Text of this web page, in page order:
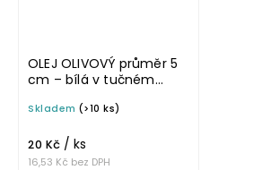
OLEJ OLIVOVÝ průměr 5
cm – bílá v tučném
samolepka na
Skladem (>10 ks)
16,53 Kč bez DPH
20 Kč / ks